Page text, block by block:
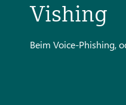
Vishing
Beim Voice-Phishing,